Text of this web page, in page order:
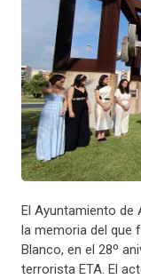
El Ayuntamiento
la memoria del que
Blanco, en el 28º
terrorista ETA. El